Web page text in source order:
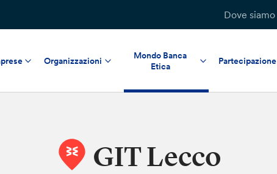
Dove siamo
Organizzazioni
Mondo Banca
Etica
Partecipazione
GIT Lecco